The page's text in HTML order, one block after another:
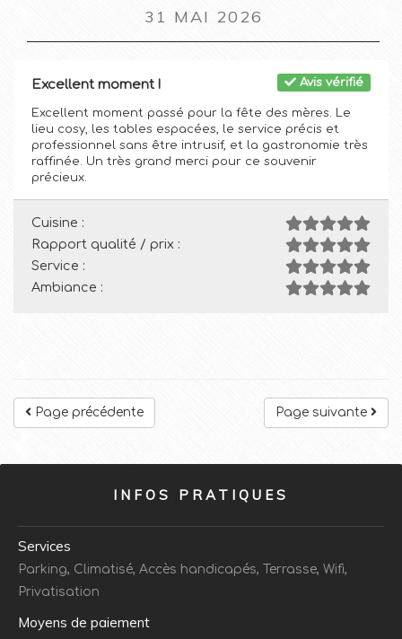
31 MAI 2026
Avis vérifié
Excellent moment !
Excellent moment passé pour la fête des mères. Le
lieu cosy, les tables espacées, le service précis et
professionnel sans être intrusif, et la gastronomie très
raffinée. Un très grand merci pour ce souvenir
précieux.
Cuisine :
Rapport qualité / prix :
Service :
Ambiance :
Page suivante
Page précédente
INFOS PRATIQUES
Services
Parking, Climatisé, Accès handicapés, Terrasse, Wifi,
Privatisation
Moyens de paiement